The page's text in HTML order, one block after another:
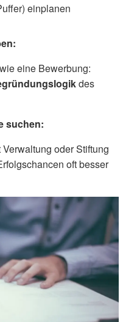
einplanen
eine Bewerbung:
des
suchen:
oder Stiftung
oft besser